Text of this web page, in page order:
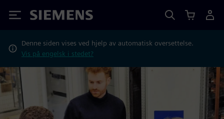
Siemens
Denne siden vises ved hjelp av automatisk oversettelse.
Vis på engelsk i stedet?